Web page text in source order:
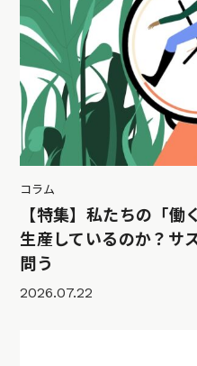
コラム
【特集】私たちの「
生産しているのか？サ
問う
2026.07.22